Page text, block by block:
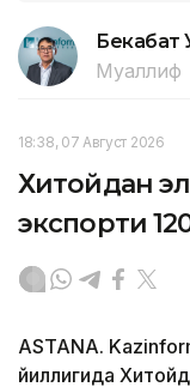
Бекабат
Муаллиф
18:38, 07 Август 2026
Хитойдан
экспорти
ASTANA.
йиллигида